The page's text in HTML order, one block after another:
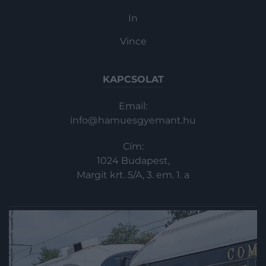
In
Vince
KAPCSOLAT
Email:
info@hamuesgyemant.hu
Cím:
1024 Budapest,
Margit krt. 5/A, 3. em. 1. a
© 2025 All rights reserved.
Powered byHG Media